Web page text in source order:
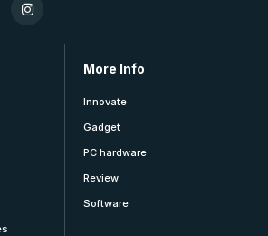
More Info
Innovate
Gadget
PC hardware
Review
Software